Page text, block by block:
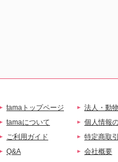
tamaトップページ
tamaについて
ご利用ガイド
Q&A
法人・動
個人情報
特定商取
会社概要